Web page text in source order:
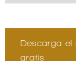
Descarga el
gratis